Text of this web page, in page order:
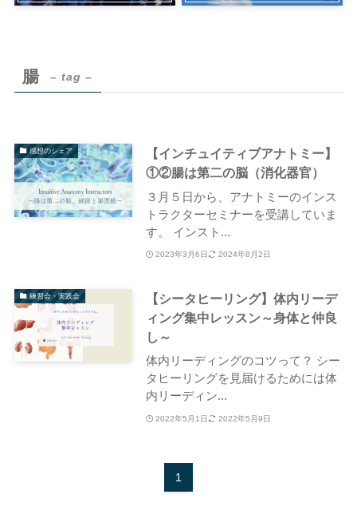
腸 – tag –
感想のシェア
【インチュイティブアナトミー】
①②腸は第二の脳（消化器官）
３月５日から、アナトミーのインス
トラクターセミナーを受講していま
す。 インスト...
2023年3月6日 2024年8月2日
練習会・実践会
【シータヒーリング】体内リーデ
ィング集中レッスン～身体と仲良
し～
体内リーディングのコツって？ シー
タヒーリングを見届けるためには体
内リーディン...
2022年5月1日 2022年5月9日
1